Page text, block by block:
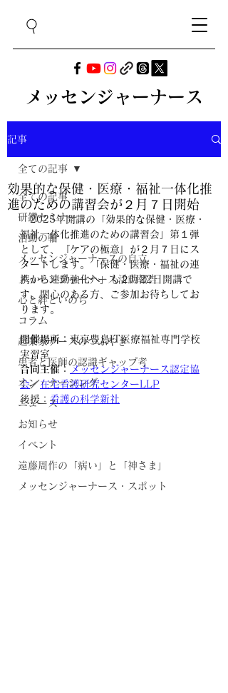
メッセンジャーナース
記事
全ての記事
研鑽セミナー
活動の輪
メッセンジャーナースの自立
メッセンジャーナース活動報告
心と絆といのち
コラム
起業家ナースのつぶやき
患者と医師の認識ギャップ考
オン・ナーシング
ニュース
お知らせ
イベント
遠藤周作の「病い」と「神さま」
メッセンジャーナース・スポット
全ての記事
効果的な保健・医療・福祉一体化推
進のための講習会が２月７日開始
2025年開講の「効果的な保健・医療・
福祉一体化推進のための講習会」第１弾
として、『ケアの極意』が２月７日にス
タートします。「 保健・医療・福祉の連
携から連動強化へ」も２月22日開講で
す。関心のある方、ご参加お待ちしてお
ります。
開催場所： 東京豊島IT医療福祉専門学校
実習室
合同主催：
メッセンジャーナース認定協
会／在宅看護研究センターLLP
後援： 看護の科学新社